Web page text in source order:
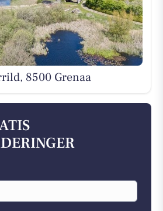
8500 Grenaa